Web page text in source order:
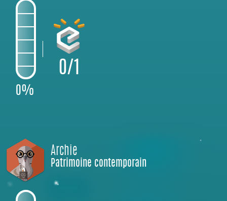
0%
0/1
Archie
Patrimoine contemporain